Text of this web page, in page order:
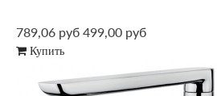
789,06 руб 499,00 руб
Купить